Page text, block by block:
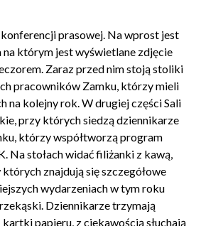
prasowej. Na wprost jest
na którym jest wyświetlane zdjęcie
Zaraz przed nim stoją stoliki
pracowników Zamku, którzy mieli
na kolejny rok. W drugiej części Sali
przy których siedzą dziennikarze
którzy współtworzą program
Na stołach widać filiżanki z kawą,
znajdują się szczegółowe
wydarzeniach w tym roku
Dziennikarze trzymają
papieru, z ciekawością słuchają